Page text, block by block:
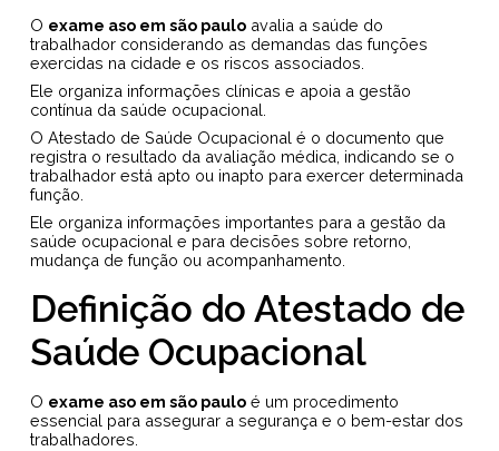
O exame aso em são paulo avalia a saúde do
trabalhador considerando as demandas das funções
exercidas na cidade e os riscos associados.
Ele organiza informações clínicas e apoia a gestão
contínua da saúde ocupacional.
O Atestado de Saúde Ocupacional é o documento que
registra o resultado da avaliação médica, indicando se o
trabalhador está apto ou inapto para exercer determinada
função.
Ele organiza informações importantes para a gestão da
saúde ocupacional e para decisões sobre retorno,
mudança de função ou acompanhamento.
Definição do Atestado de
Saúde Ocupacional
O exame aso em são paulo é um procedimento
essencial para assegurar a segurança e o bem-estar dos
trabalhadores.